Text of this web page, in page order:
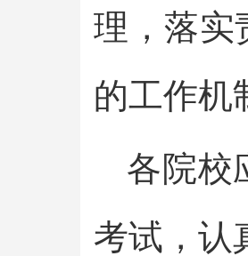
理，落实
的工作机
各院校
考试，认